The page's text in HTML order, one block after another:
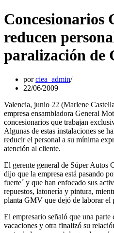
Concesionarios
reducen
paralización de
porciea_admin
22/06/2009
Valencia, junio 22 (Marlene
empresa ensambladora General
concesionarios que trabajan
Algunas de estas instalaciones se
reducir el personal a su mínima
atención al cliente.
El gerente general de Súper Autos
dijo que la empresa está pasando
fuerte´ y que han enfocado sus
repuestos, latonería y pintura,
planta GMV que dejó de laborar el
El empresario señaló que una
vacaciones y otra finalizó su